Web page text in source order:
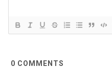
0 COMMENTS